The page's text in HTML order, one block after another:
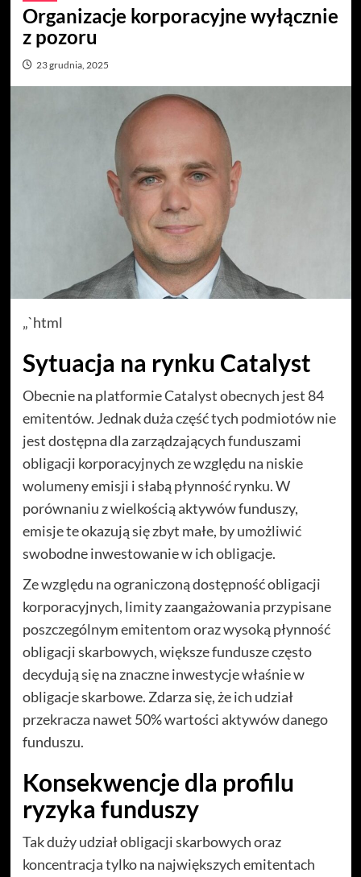
Organizacje korporacyjne wyłącznie
z pozoru
23 grudnia, 2025
„`html
Sytuacja na rynku Catalyst
Obecnie na platformie Catalyst obecnych jest 84
emitentów. Jednak duża część tych podmiotów nie
jest dostępna dla zarządzających funduszami
obligacji korporacyjnych ze względu na niskie
wolumeny emisji i słabą płynność rynku. W
porównaniu z wielkością aktywów funduszy,
emisje te okazują się zbyt małe, by umożliwić
swobodne inwestowanie w ich obligacje.
Ze względu na ograniczoną dostępność obligacji
korporacyjnych, limity zaangażowania przypisane
poszczególnym emitentom oraz wysoką płynność
obligacji skarbowych, większe fundusze często
decydują się na znaczne inwestycje właśnie w
obligacje skarbowe. Zdarza się, że ich udział
przekracza nawet 50% wartości aktywów danego
funduszu.
Konsekwencje dla profilu
ryzyka funduszy
Tak duży udział obligacji skarbowych oraz
koncentracja tylko na największych emitentach